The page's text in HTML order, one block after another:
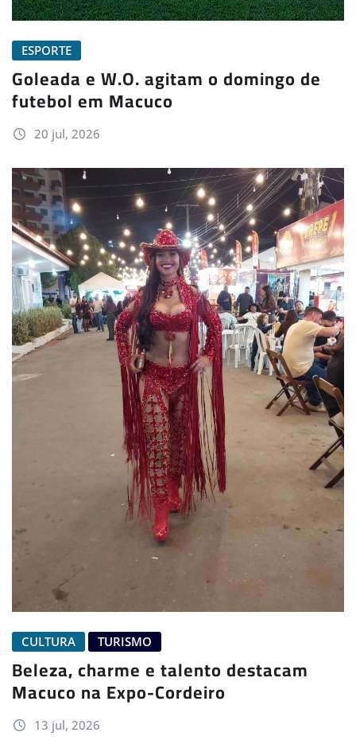
ESPORTE
Goleada e W.O. agitam o domingo de
futebol em Macuco
20 jul, 2026
CULTURA TURISMO
Beleza, charme e talento destacam
Macuco na Expo-Cordeiro
13 jul, 2026